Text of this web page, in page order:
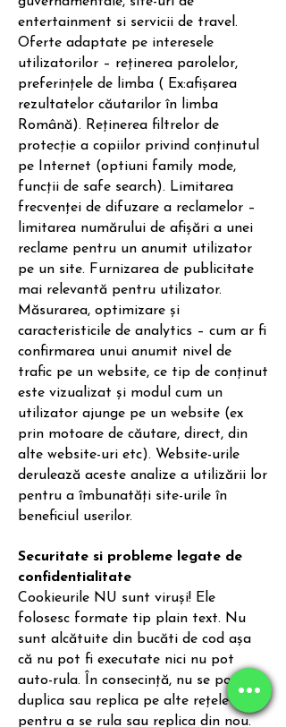
entertainment si servicii de travel.
Oferte adaptate pe interesele
utilizatorilor – reținerea parolelor,
preferințele de limba ( Ex:afișarea
rezultatelor căutarilor în limba
Română). Reținerea filtrelor de
protecție a copiilor privind conținutul
pe Internet (optiuni family mode,
funcții de safe search). Limitarea
frecvenței de difuzare a reclamelor –
limitarea numărului de afișări a unei
reclame pentru un anumit utilizator
pe un site. Furnizarea de publicitate
mai relevantă pentru utilizator.
Măsurarea, optimizare și
caracteristicile de analytics – cum ar fi
confirmarea unui anumit nivel de
trafic pe un website, ce tip de conținut
este vizualizat și modul cum un
utilizator ajunge pe un website (ex
prin motoare de căutare, direct, din
alte website-uri etc). Website-urile
derulează aceste analize a utilizării lor
pentru a îmbunatăți site-urile în
beneficiul userilor.
Securitate si probleme legate de
confidentialitate
Cookieurile NU sunt viruși! Ele
folosesc formate tip plain text. Nu
sunt alcătuite din bucăti de cod așa
că nu pot fi executate nici nu pot
auto-rula. În consecință, nu se pot
duplica sau replica pe alte rețele
pentru a se rula sau replica din nou.